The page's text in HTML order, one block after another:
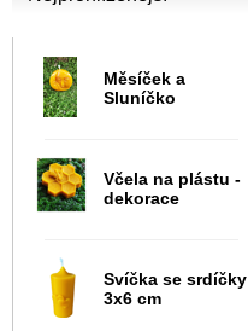
Měsíček a
Sluníčko
Včela na plástu -
dekorace
Svíčka se srdíčky
3x6 cm